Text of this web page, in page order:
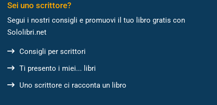
Sei uno scrittore?
Segui i nostri consigli e promuovi il tuo libro gratis con
Sololibri.net
Consigli per scrittori
Ti presento i miei... libri
Uno scrittore ci racconta un libro